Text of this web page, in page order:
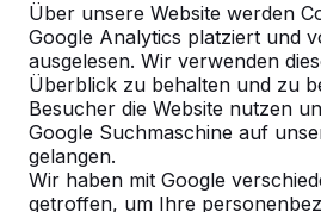
Über unsere Website werden
Google Analytics platziert und
ausgelesen. Wir verwenden
Überblick zu behalten und zu
Besucher die Website nutzen
Google Suchmaschine auf
gelangen.
Wir haben mit Google
getroffen, um Ihre
Unsere Produkte finden Sie
und darüber hinaus. Sehen
ein HeBlad-Produkt in Ihrer
Produkt
Alles anzeigen